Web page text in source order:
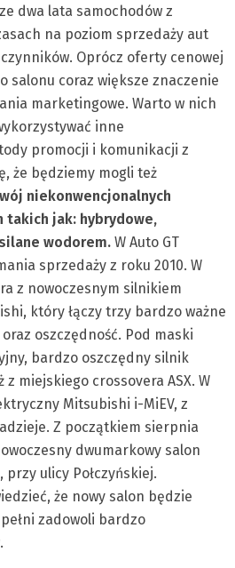
dwa lata samochodów z
na poziom sprzedaży aut
Oprócz oferty cenowej
salonu coraz większe znaczenie
marketingowe. Warto w nich
inne
promocji i komunikacji z
że będziemy mogli też
niekonwencjonalnych
takich jak: hybrydowe,
wodorem. W Auto GT
sprzedaży z roku 2010. W
z nowoczesnym silnikiem
który łączy trzy bardzo ważne
oszczędność. Pod maski
bardzo oszczędny silnik
miejskiego crossovera ASX. W
Mitsubishi i-MiEV, z
Z początkiem sierpnia
dwumarkowy salon
przy ulicy Połczyńskiej.
że nowy salon będzie
zadowoli bardzo